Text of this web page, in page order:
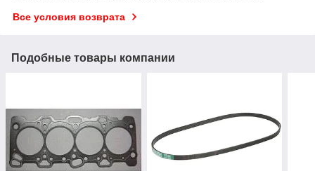
Все условия возврата
Подобные товары компании